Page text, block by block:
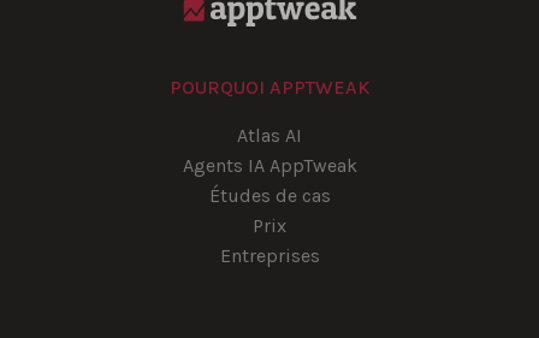
POURQUOI APPTWEAK
Atlas AI
Agents IA AppTweak
Études de cas
Prix
Entreprises